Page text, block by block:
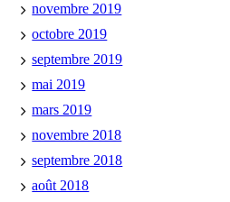
novembre 2019
octobre 2019
septembre 2019
mai 2019
mars 2019
novembre 2018
septembre 2018
août 2018